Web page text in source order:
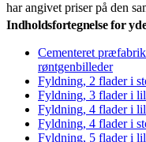
har angivet priser på den
Indholdsfortegnelse for
Cementeret
røntgenbilleder
Fyldning, 2 flader i
Fyldning, 3 flader i
Fyldning, 4 flader i
Fyldning, 4 flader i
Fyldning, 5 flader i